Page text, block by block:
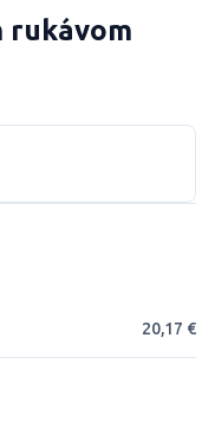
rukávom
20,17 €